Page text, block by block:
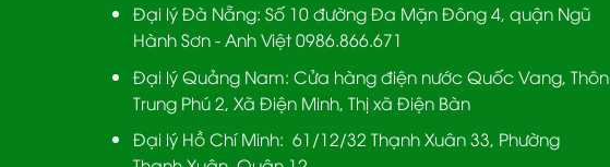
Đại lý Đà Nẵng: Số 10 đường Đa Mặn Đông 4, quận Ngũ
Hành Sơn - Anh Việt 0986.866.671
Đại lý Quảng Nam: Cửa hàng điện nước Quốc Vang, Thôn
Trung Phú 2, Xã Điện Minh, Thị xã Điện Bàn
Đại lý Hồ Chí Minh: 61/12/32 Thạnh Xuân 33, Phường